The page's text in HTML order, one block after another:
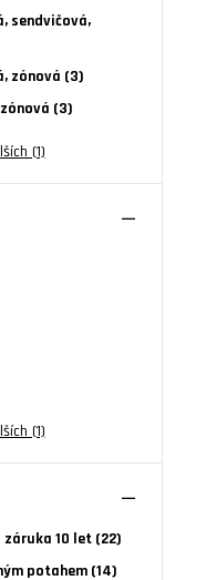
sendvičová,
zónová (3)
(3)
(1)
(1)
10 let (22)
potahem (14)